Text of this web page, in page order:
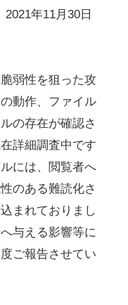
年11月30日
弱性を狙った攻
動作、ファイル
の存在が確認さ
詳細調査中です
には、閲覧者へ
のある難読化さ
まれておりまし
与える影響等に
ご報告させてい